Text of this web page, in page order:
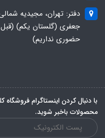
دفتر: تهران، مجیدیه
جعفری (گلستان یکم)
حضوری نداریم)
با دنبال کردن اینستاگرام
محصولات باخبر شوید.